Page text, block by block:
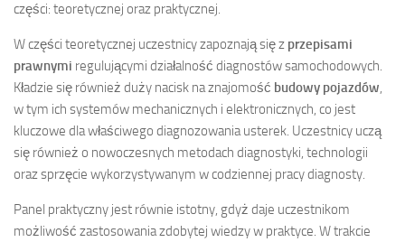
części: teoretycznej oraz praktycznej.
W części teoretycznej uczestnicy zapoznają się z przepisami
prawnymi regulującymi działalność diagnostów samochodowych.
Kładzie się również duży nacisk na znajomość budowy pojazdów,
w tym ich systemów mechanicznych i elektronicznych, co jest
kluczowe dla właściwego diagnozowania usterek. Uczestnicy uczą
się również o nowoczesnych metodach diagnostyki, technologii
oraz sprzęcie wykorzystywanym w codziennej pracy diagnosty.
Panel praktyczny jest równie istotny, gdyż daje uczestnikom
możliwość zastosowania zdobytej wiedzy w praktyce. W trakcie